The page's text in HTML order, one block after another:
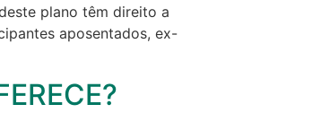
plano têm direito a
aposentados, ex-